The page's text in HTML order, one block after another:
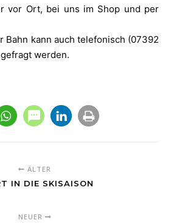
vor Ort, bei uns im Shop und per
Bahn kann auch telefonisch (07392
werden.
ÄLTER
IN DIE SKISAISON
NEUER